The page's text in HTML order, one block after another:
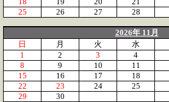
25
26 27 28
2026年 11月
日
月 火 水
1
2 3 4
8
9 10 11
15
16 17 18
22
23 24 25
29
30